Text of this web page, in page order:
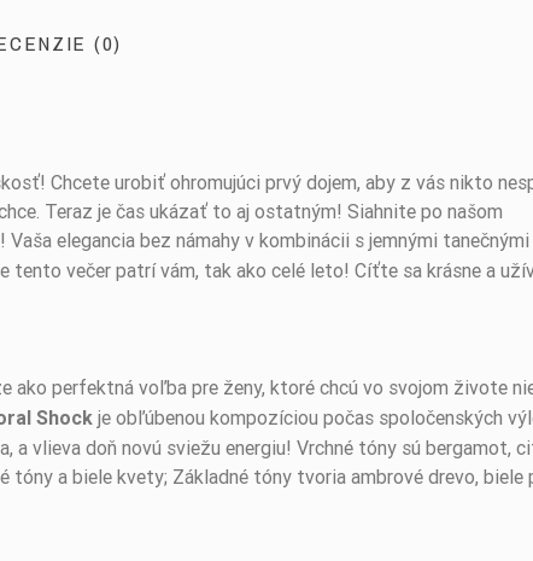
(0)
Chcete urobiť ohromujúci prvý dojem, aby z vás nikto
Teraz je čas ukázať to aj ostatným! Siahnite po našom
elegancia bez námahy v kombinácii s jemnými tanečnými
tento večer patrí vám, tak ako celé leto! Cíťte sa krásne a
ako perfektná voľba pre ženy, ktoré chcú vo svojom živote
Shock je obľúbenou kompozíciou počas spoločenských
a vlieva doň novú sviežu energiu! Vrchné tóny sú bergamot,
tóny a biele kvety; Základné tóny tvoria ambrové drevo, biele